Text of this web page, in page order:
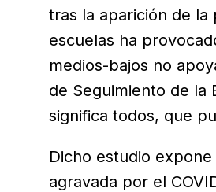
tras la aparición de
escuelas ha
medios-bajos no
de Seguimiento de la
significa todos, que
Dicho estudio
agravada por el